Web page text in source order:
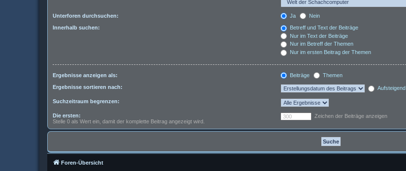
Unterforen durchsuchen: Ja Nein
Innerhalb suchen:
Betreff und Text der Beiträge
Nur im Text der Beiträge
Nur im Betreff der Themen
Nur im ersten Beitrag der Themen
Ergebnisse anzeigen als: Beiträge Themen
Ergebnisse sortieren nach: Aufsteigend
Suchzeitraum begrenzen:
Die ersten:
Stelle 0 als Wert ein, damit der komplette Beitrag angezeigt wird.
Zeichen der Beiträge anzeigen
Foren-Übersicht